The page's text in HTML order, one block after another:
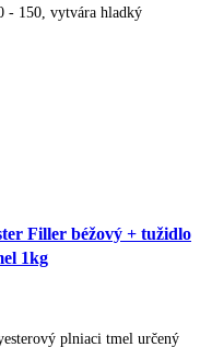
- 150, vytvára hladký
Filler béžový + tužidlo
1kg
plniaci tmel určený